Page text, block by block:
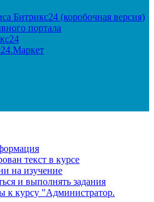
Битрикс24 (коробочная версия)
портала
текст в курсе
на изучение
и выполнять задания
к курсу "Администратор.